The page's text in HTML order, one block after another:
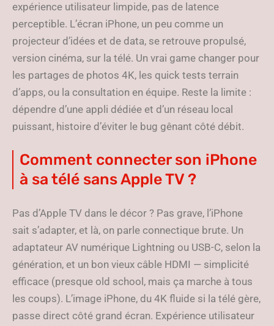
expérience utilisateur limpide, pas de latence
perceptible. L’écran iPhone, un peu comme un
projecteur d’idées et de data, se retrouve propulsé,
version cinéma, sur la télé. Un vrai game changer pour
les partages de photos 4K, les quick tests terrain
d’apps, ou la consultation en équipe. Reste la limite :
dépendre d’une appli dédiée et d’un réseau local
puissant, histoire d’éviter le bug gênant côté débit.
Comment connecter son iPhone
à sa télé sans Apple TV ?
Pas d’Apple TV dans le décor ? Pas grave, l’iPhone
sait s’adapter, et là, on parle connectique brute. Un
adaptateur AV numérique Lightning ou USB-C, selon la
génération, et un bon vieux câble HDMI — simplicité
efficace (presque old school, mais ça marche à tous
les coups). L’image iPhone, du 4K fluide si la télé gère,
passe direct côté grand écran. Expérience utilisateur